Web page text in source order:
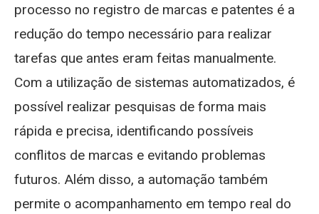
processo no registro de marcas e patentes é a
redução do tempo necessário para realizar
tarefas que antes eram feitas manualmente.
Com a utilização de sistemas automatizados, é
possível realizar pesquisas de forma mais
rápida e precisa, identificando possíveis
conflitos de marcas e evitando problemas
futuros. Além disso, a automação também
permite o acompanhamento em tempo real do